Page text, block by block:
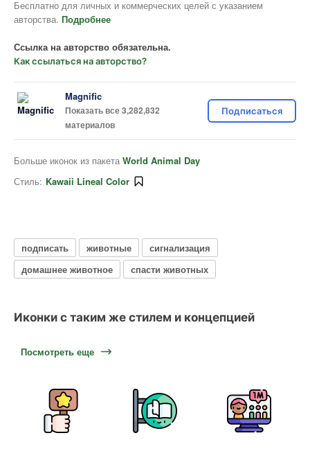
Бесплатно для личных и коммерческих целей с указанием
авторства. Подробнее
Ссылка на авторство обязательна.
Как ссылаться на авторство?
Magnific
Показать все 3,282,832
материалов
Подписаться
Больше иконок из пакета World Animal Day
Стиль: Kawaii Lineal Color
подписать животные
сигнализация
домашнее животное
спасти животных
Иконки с таким же стилем и концепцией
Посмотреть еще